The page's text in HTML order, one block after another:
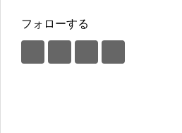
フォローする